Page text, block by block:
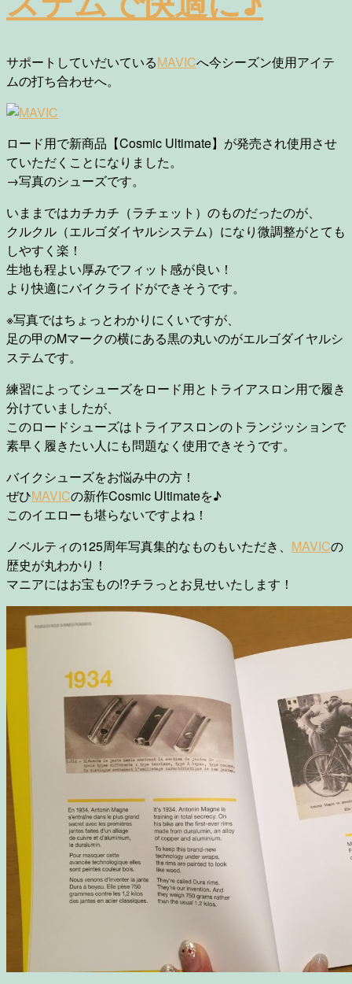
サポートしていだいているMAVICへ今シーズン使用アイテ
ムの打ち合わせへ。
ロード用で新商品【Cosmic Ultimate】が発売され使用させ
ていただくことになりました。
→写真のシューズです。
いままではカチカチ（ラチェット）のものだったのが、
クルクル（エルゴダイヤルシステム）になり微調整がとても
しやすく楽！
生地も程よい厚みでフィット感が良い！
より快適にバイクライドができそうです。
※写真ではちょっとわかりにくいですが、
足の甲のMマークの横にある黒の丸いのがエルゴダイヤルシ
ステムです。
練習によってシューズをロード用とトライアスロン用で履き
分けていましたが、
このロードシューズはトライアスロンのトランジッションで
素早く履きたい人にも問題なく使用できそうです。
バイクシューズをお悩み中の方！
ぜひMAVICの新作Cosmic Ultimateを♪
このイエローも堪らないですよね！
ノベルティの125周年写真集的なものもいただき、 MAVICの
歴史が丸わかり！
マニアにはお宝もの!?チラっとお見せいたします！